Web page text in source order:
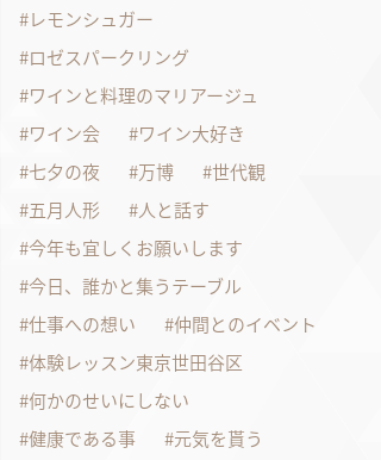
レモンシュガー
ロゼスパークリング
ワインと料理のマリアージュ
ワイン会
ワイン大好き
七夕の夜
万博
世代観
五月人形
人と話す
今年も宜しくお願いします
今日、誰かと集うテーブル
仕事への想い
仲間とのイベント
体験レッスン東京世田谷区
何かのせいにしない
健康である事
元気を貰う